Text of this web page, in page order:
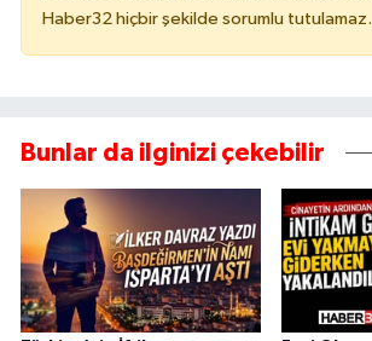
Haber32 hiçbir şekilde sorumlu tutulamaz.
Bunlar da ilginizi çekebilir